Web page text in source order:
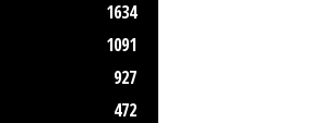
1634
1091
927
472